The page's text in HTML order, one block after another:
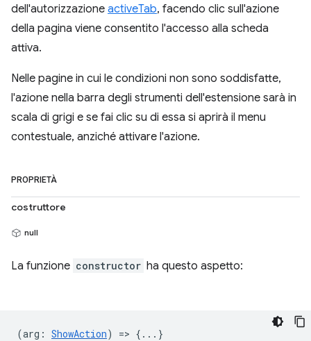
dell'autorizzazione activeTab, facendo clic sull'azione
della pagina viene consentito l'accesso alla scheda
attiva.
Nelle pagine in cui le condizioni non sono soddisfatte,
l'azione nella barra degli strumenti dell'estensione sarà in
scala di grigi e se fai clic su di essa si aprirà il menu
contestuale, anziché attivare l'azione.
PROPRIETÀ
costruttore
null
La funzione constructor ha questo aspetto:
(arg : ShowAction) => {...}